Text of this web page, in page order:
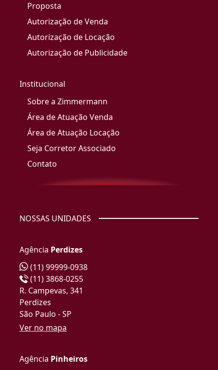
Proposta
Autorização de Venda
Autorização de Locação
Autorização de Publicidade
Institucional
Sobre a Zimmermann
Área de Atuação Venda
Área de Atuação Locação
Seja Corretor Associado
Contato
NOSSAS UNIDADES
Agência Perdizes
(11) 99999-0938
(11) 3868-0255
R. Campevas, 341
Perdizes
São Paulo - SP
Ver no mapa
Agência Pinheiros